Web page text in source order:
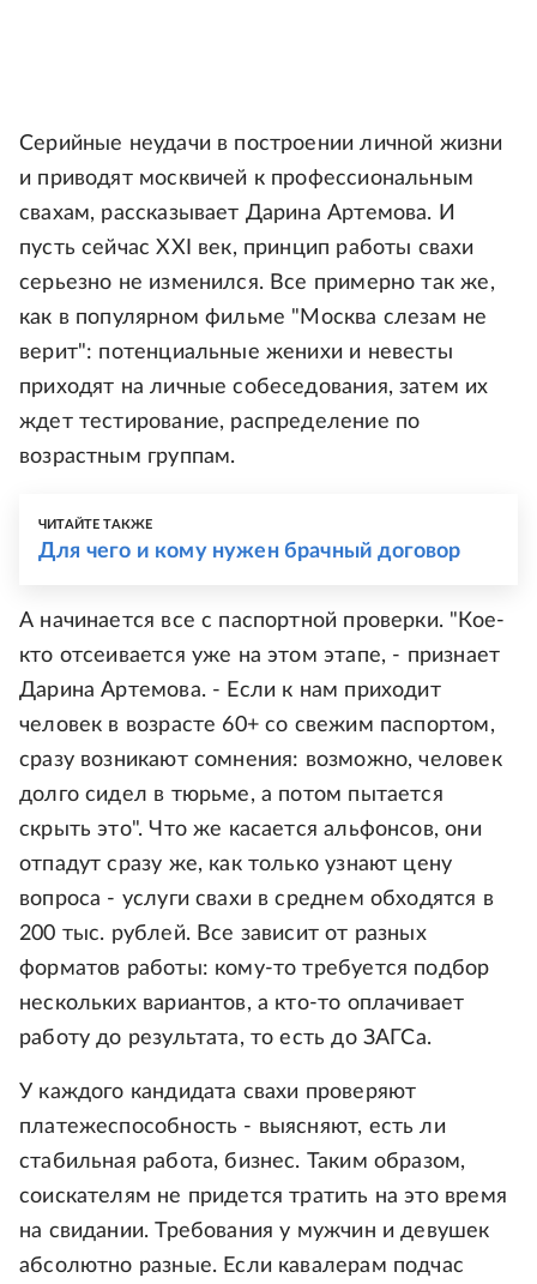
Серийные неудачи в построении личной жизни
и приводят москвичей к профессиональным
свахам, рассказывает Дарина Артемова. И
пусть сейчас XXI век, принцип работы свахи
серьезно не изменился. Все примерно так же,
как в популярном фильме "Москва слезам не
верит": потенциальные женихи и невесты
приходят на личные собеседования, затем их
ждет тестирование, распределение по
возрастным группам.
ЧИТАЙТЕ ТАКЖЕ
Для чего и кому нужен брачный договор
А начинается все с паспортной проверки. "Кое-
кто отсеивается уже на этом этапе, - признает
Дарина Артемова. - Если к нам приходит
человек в возрасте 60+ со свежим паспортом,
сразу возникают сомнения: возможно, человек
долго сидел в тюрьме, а потом пытается
скрыть это". Что же касается альфонсов, они
отпадут сразу же, как только узнают цену
вопроса - услуги свахи в среднем обходятся в
200 тыс. рублей. Все зависит от разных
форматов работы: кому-то требуется подбор
нескольких вариантов, а кто-то оплачивает
работу до результата, то есть до ЗАГСа.
У каждого кандидата свахи проверяют
платежеспособность - выясняют, есть ли
стабильная работа, бизнес. Таким образом,
соискателям не придется тратить на это время
на свидании. Требования у мужчин и девушек
абсолютно разные. Если кавалерам подчас